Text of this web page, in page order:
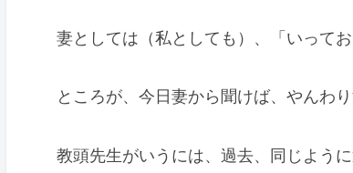
妻としては（私としても）、「いって
ところが、今日妻から聞けば、やんわり
教頭先生がいうには、過去、同じよう